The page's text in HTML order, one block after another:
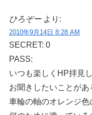
ひろぞー より:
2010年9月14日 8:28 AM
SECRET: 0
PASS:
いつも楽しくHP拝見
お聞きしたいことがあ
車輪の軸のオレンジ色